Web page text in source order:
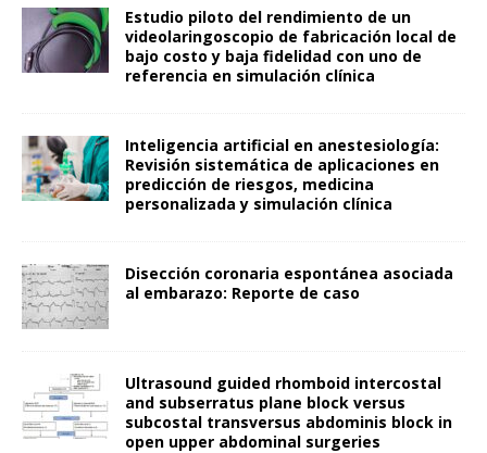
Estudio piloto del rendimiento de un
videolaringoscopio de fabricación local de
bajo costo y baja fidelidad con uno de
referencia en simulación clínica
Inteligencia artificial en anestesiología:
Revisión sistemática de aplicaciones en
predicción de riesgos, medicina
personalizada y simulación clínica
Disección coronaria espontánea asociada
al embarazo: Reporte de caso
Ultrasound guided rhomboid intercostal
and subserratus plane block versus
subcostal transversus abdominis block in
open upper abdominal surgeries